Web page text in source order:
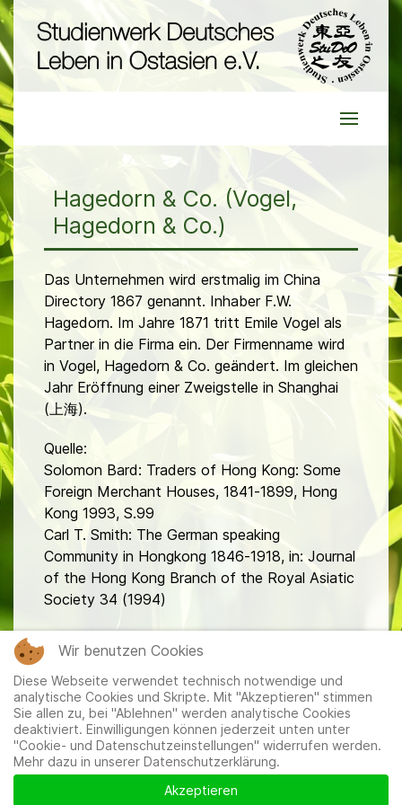
Hagedorn & Co. (Vogel,
Hagedorn & Co.)
Das Unternehmen wird erstmalig im China
Directory 1867 genannt. Inhaber F.W.
Hagedorn. Im Jahre 1871 tritt Emile Vogel als
Partner in die Firma ein. Der Firmenname wird
in Vogel, Hagedorn & Co. geändert. Im gleichen
Jahr Eröffnung einer Zweigstelle in Shanghai
(上海).
Quelle:
Solomon Bard: Traders of Hong Kong: Some
Foreign Merchant Houses, 1841-1899, Hong
Kong 1993, S.99
Carl T. Smith: The German speaking
Community in Hongkong 1846-1918, in: Journal
of the Hong Kong Branch of the Royal Asiatic
Society 34 (1994)
Mitglieder|Impressum|Datenschutzerklärung|Cookie-
und Datenschutzeinstellungen
Wir benutzen Cookies
Diese Webseite verwendet technisch notwendige und
analytische Cookies und Skripte. Mit "Akzeptieren" stimmen
Sie allen zu, bei "Ablehnen" werden analytische Cookies
deaktiviert. Einwilligungen können jederzeit unten unter
"Cookie- und Datenschutzeinstellungen" widerrufen werden.
Mehr dazu in unserer Datenschutzerklärung.
Akzeptieren